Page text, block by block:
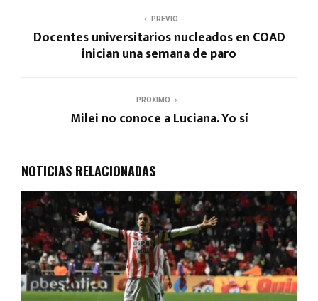
PREVIO
Docentes universitarios nucleados en COAD
inician una semana de paro
PROXIMO
Milei no conoce a Luciana. Yo sí
NOTICIAS RELACIONADAS